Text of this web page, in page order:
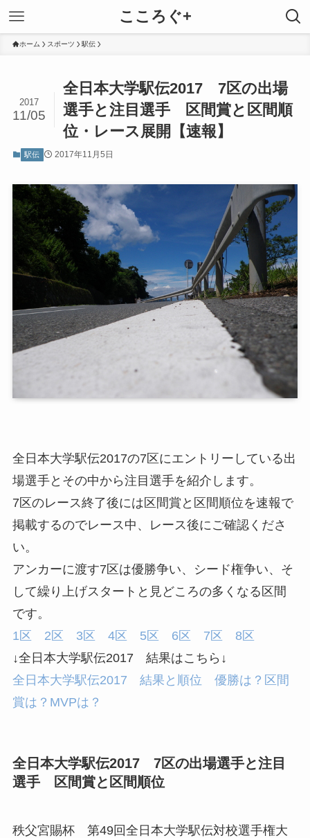
こころぐ+
ホーム スポーツ 駅伝
全日本大学駅伝2017 7区の出場
選手と注目選手 区間賞と区間順
位・レース展開【速報】
2017
11/05
駅伝 2017年11月5日
全日本大学駅伝2017の7区にエントリーしている出
場選手とその中から注目選手を紹介します。
7区のレース終了後には区間賞と区間順位を速報で
掲載するのでレース中、レース後にご確認くださ
い。
アンカーに渡す7区は優勝争い、シード権争い、そ
して繰り上げスタートと見どころの多くなる区間
です。
1区
2区 3区 4区 5区 6区 7区
8区
↓全日本大学駅伝2017 結果はこちら↓
全日本大学駅伝2017 結果と順位 優勝は？区間
賞は？MVPは？
全日本大学駅伝2017 7区の出場選手と注目
選手 区間賞と区間順位
秩父宮賜杯 第49回全日本大学駅伝対校選手権大